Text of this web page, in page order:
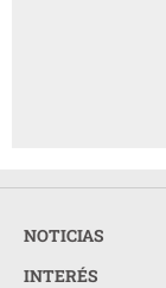
NOTICIAS
INTERÉS